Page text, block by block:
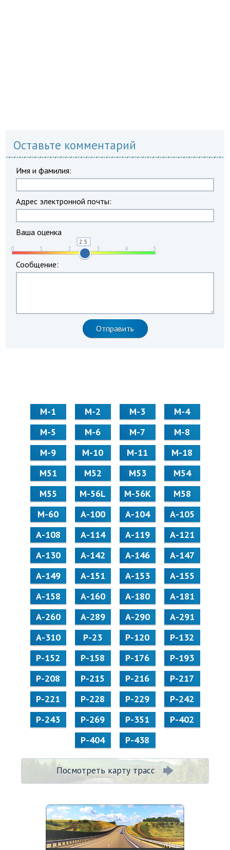
Оставьте комментарий
Имя и фамилия:
Адрес электронной почты:
Ваша оценка
Сообщение:
М-1 М-2 М-3
М-4
М-5
М-6 М-7
М-8
М-9
М-10 М-11
М-18
М51
М52 М53
М54
М55
M-56L M-56K
М58
M-60
А-100 А-104
А-105
А-108
А-114 А-119
А-121
А-130
А-142 А-146
А-147
А-149
А-151 А-153
А-155
А-158
А-160 А-180
А-181
А-260
А-289 А-290
А-291
А-310
Р-23 Р-120
Р-132
Р-152
Р-158 Р-176
Р-193
Р-208
Р-215 Р-216
Р-217
Р-221
Р-228 Р-229
Р-242
Р-243
Р-269 Р-351
Р-402
Р-404
Р-438
Посмотреть карту трасс